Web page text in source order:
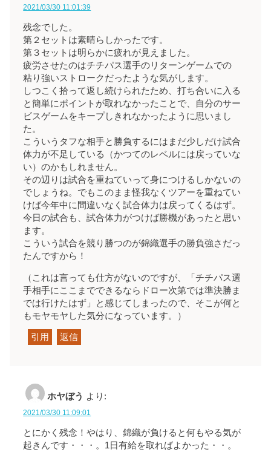
2021/03/30 11:01:39
残念でした。
第２セットは素晴らしかったです。
第３セットは明らかに疲れが見えました。
疲労させたのはチチパス選手のリターンゲームでの
粘り強いストロークだったような気がします。
しつこく拾って返し続けられたため、打ち合いに入る
と簡単にポイントが取れなかったことで、自分のサー
ビスゲームをキープしきれなかったように思いまし
た。
こういうタフな相手と勝負するにはまだ少しだけ試合
体力が不足している（かつてのレベルには戻っていな
い）のかもしれません。
その辺りは試合を重ねていって身につけるしかないの
でしょうね。でもこのまま怪我なくツアーを重ねてい
けば今年中に間違いなく試合体力は戻ってくるはず。
今日の試合も、試合体力がつけば勝機があったと思い
ます。
こういう試合を競り勝つのが錦織選手の勝負強さだっ
たんですから！
（これは言っても仕方がないのですが、「チチパス選
手相手にここまでできるならドロー次第では準決勝ま
では行けたはず」と感じてしまったので、そこが何と
もモヤモヤした気分になっています。）
引用 返信
ホヤぼう より:
2021/03/30 11:09:01
とにかく残念！やはり、錦織が負けると何もやる気が
起きんです・・・。1日有給を取ればよかった・・。